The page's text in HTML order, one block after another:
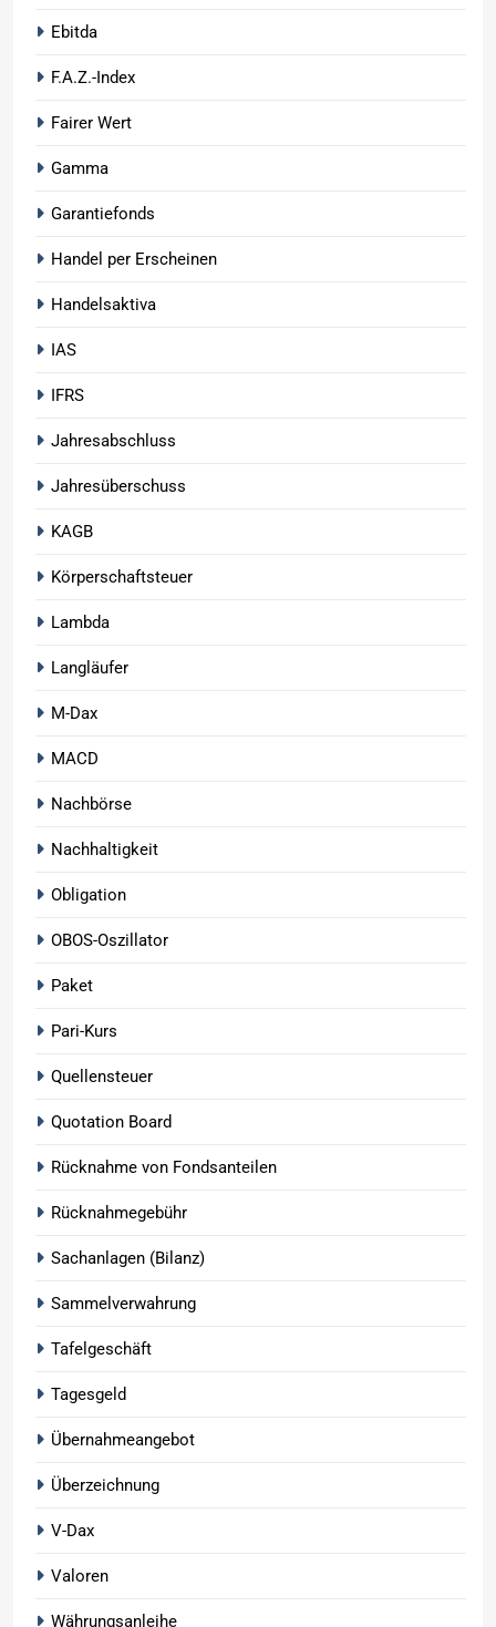
Ebitda
F.A.Z.-Index
Fairer Wert
Gamma
Garantiefonds
Handel per Erscheinen
Handelsaktiva
IAS
IFRS
Jahresabschluss
Jahresüberschuss
KAGB
Körperschaftsteuer
Lambda
Langläufer
M-Dax
MACD
Nachbörse
Nachhaltigkeit
Obligation
OBOS-Oszillator
Paket
Pari-Kurs
Quellensteuer
Quotation Board
Rücknahme von Fondsanteilen
Rücknahmegebühr
Sachanlagen (Bilanz)
Sammelverwahrung
Tafelgeschäft
Tagesgeld
Übernahmeangebot
Überzeichnung
V-Dax
Valoren
Währungsanleihe